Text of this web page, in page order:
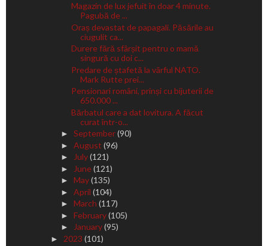
Magazin de lux jefuit în doar 4 minute.
Pagubă de ...
Oraș devastat de papagali. Păsările au
ciugulit ca...
Durere fără sfârșit pentru o mamă
singură cu doi c...
Predare de ștafetă la vârful NATO.
Mark Rutte prei...
Pensionari români, prinși cu bijuterii de
650.000 ...
Bărbatul care a dat lovitura. A făcut
curat într-o...
► September(90)
► August (96)
► July(121)
► June(121)
► May(135)
► April (104)
► March (117)
► February(105)
► January(95)
► 2023 (101)